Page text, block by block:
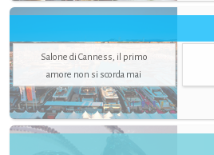
Salone di Canness, il primo
amore non si scorda mai